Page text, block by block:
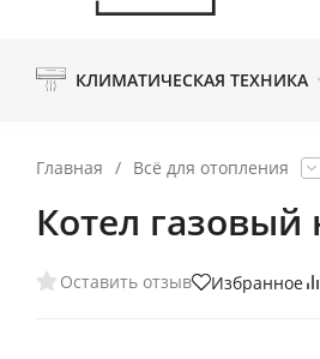
КЛИМАТИЧЕСКАЯ ТЕХНИКА
Главная / Всё для отопления
Котел
Оставить отзыв Избранное